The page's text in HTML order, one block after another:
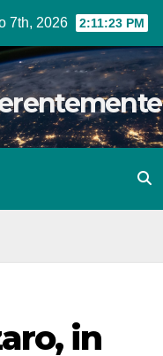
7th, 2026 2:11:25 PM
in